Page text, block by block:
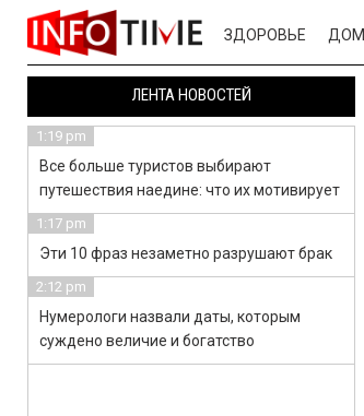
ЗДОРОВЬЕ ДОМ
ЛЕНТА НОВОСТЕЙ
1:19 pm
Все больше туристов выбирают
путешествия наедине: что их мотивирует
1:17 pm
Эти 10 фраз незаметно разрушают брак
2:12 pm
Нумерологи назвали даты, которым
суждено величие и богатство